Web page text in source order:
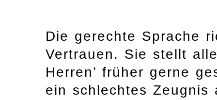
Die gerechte Sprache
Vertrauen. Sie stellt
Herren’ früher gerne
ein schlechtes